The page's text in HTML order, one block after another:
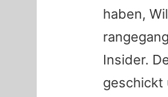
haben,
Insider.
geschickt